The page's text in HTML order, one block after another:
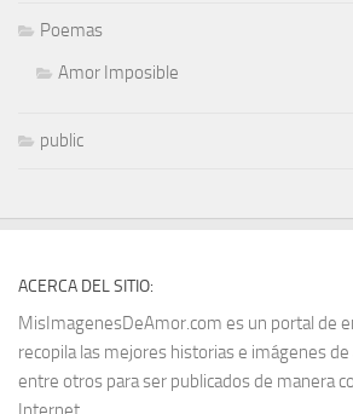
Poemas
Amor Imposible
public
ACERCA DEL SITIO:
MisImagenesDeAmor.com es un portal de
recopila las mejores historias e imágenes
entre otros para ser publicados de manera